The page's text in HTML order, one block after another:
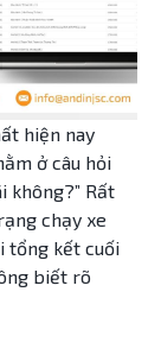
hiện nay
ở câu hỏi
không?” Rất
chạy xe
tổng kết cuối
biết rõ